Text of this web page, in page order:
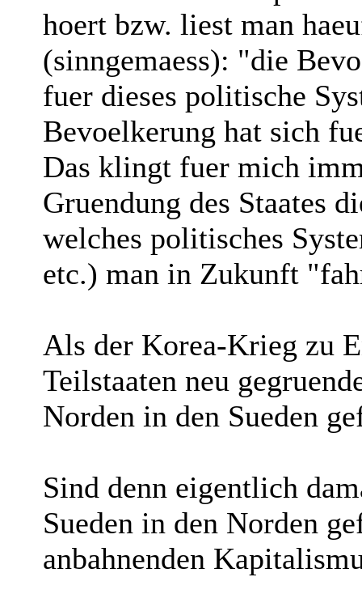
hoert bzw. liest man
(sinngemaess): "die
fuer dieses politische
Bevoelkerung hat sich
Das klingt fuer mich
Gruendung des Staates
welches politisches
etc.) man in Zukunft
Als der Korea-Krieg zu
Teilstaaten neu
Norden in den Sueden
Sind denn eigentlich
Sueden in den Norden
anbahnenden